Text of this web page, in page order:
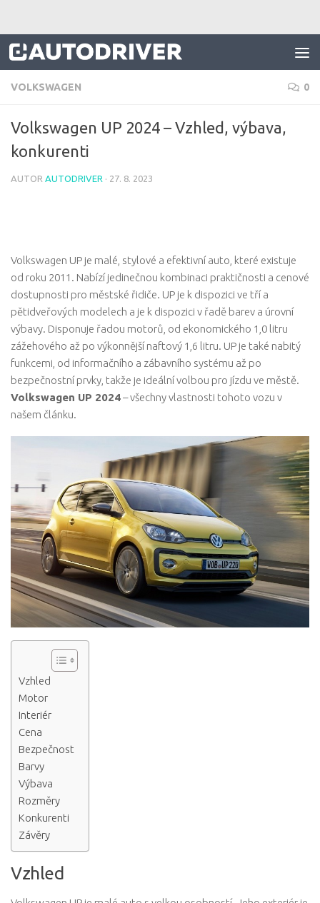
VOLKSWAGEN 0
Volkswagen UP 2024 – Vzhled, výbava,
konkurenti
AUTOR AUTODRIVER · 27. 8. 2023
Volkswagen UP je malé, stylové a efektivní auto, které existuje
od roku 2011. Nabízí jedinečnou kombinaci praktičnosti a cenové
dostupnosti pro městské řidiče. UP je k dispozici ve tří a
pětidveřových modelech a je k dispozici v řadě barev a úrovní
výbavy. Disponuje řadou motorů, od ekonomického 1,0 litru
zážehového až po výkonnější naftový 1,6 litru. UP je také nabitý
funkcemi, od informačního a zábavního systému až po
bezpečnostní prvky, takže je ideální volbou pro jízdu ve městě.
Volkswagen UP 2024– všechny vlastnosti tohoto vozu v
našem článku.
Vzhled
Motor
Interiér
Cena
Bezpečnost
Barvy
Výbava
Rozměry
Konkurenti
Závěry
Vzhled